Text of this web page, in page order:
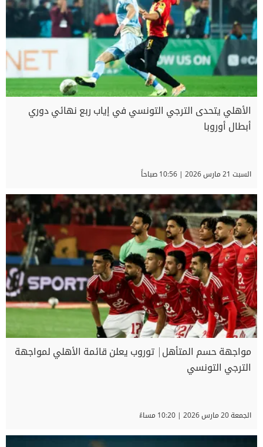
الأهلي يتحدى الترجي التونسي في إياب ربع نهائي دوري
أبطال أوروبا
السبت 21 مارس 2026 | 10:56 صباحاً
مواجهة حسم المتأهل| توروب يعلن قائمة الأهلي لمواجهة
الترجي التونسي
الجمعة 20 مارس 2026 | 10:20 مساءً